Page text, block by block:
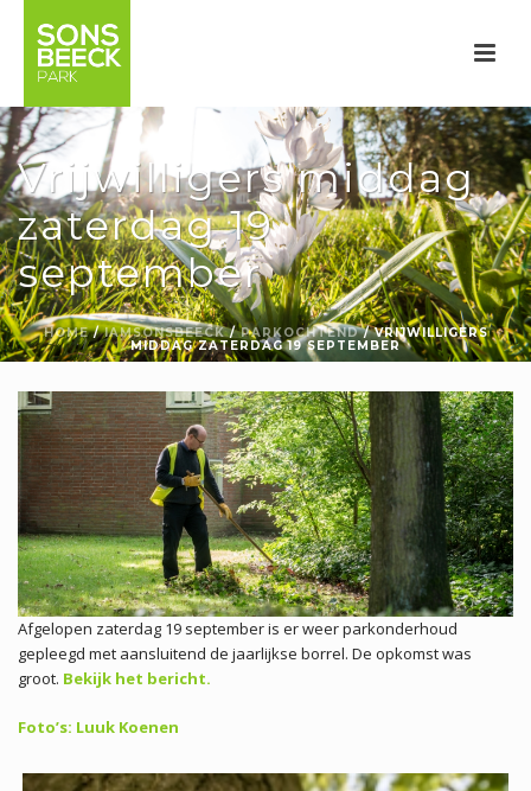
Vrijwilligers middag
zaterdag 19
september
HOME/IAMSONSBEECK/PARKOCHTEND/VRIJWILLIGERS
MIDDAG ZATERDAG 19 SEPTEMBER
Afgelopen zaterdag 19 september is er weer parkonderhoud
gepleegd met aansluitend de jaarlijkse borrel. De opkomst was
groot. Bekijk het bericht.
Foto’s: Luuk Koenen